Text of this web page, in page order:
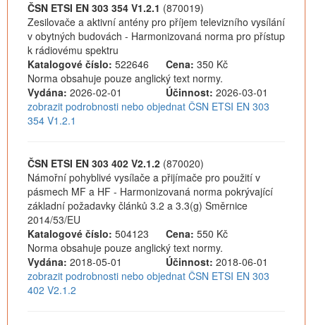
ČSN ETSI EN 303 354 V1.2.1 (870019)
Zesilovače a aktivní antény pro příjem televizního vysílání
v obytných budovách - Harmonizovaná norma pro přístup
k rádiovému spektru
Katalogové číslo: 522646 Cena: 350 Kč
Norma obsahuje pouze anglický text normy.
Vydána: 2026-02-01 Účinnost: 2026-03-01
zobrazit podrobnosti nebo objednat ČSN ETSI EN 303
354 V1.2.1
ČSN ETSI EN 303 402 V2.1.2 (870020)
Námořní pohyblivé vysílače a přijímače pro použití v
pásmech MF a HF - Harmonizovaná norma pokrývající
základní požadavky článků 3.2 a 3.3(g) Směrnice
2014/53/EU
Katalogové číslo: 504123 Cena: 550 Kč
Norma obsahuje pouze anglický text normy.
Vydána: 2018-05-01 Účinnost: 2018-06-01
zobrazit podrobnosti nebo objednat ČSN ETSI EN 303
402 V2.1.2